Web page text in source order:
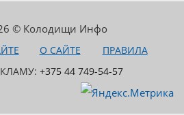
© Колодищи Инфо
О САЙТЕ
ПРАВИЛА
+375 44 749-54-57